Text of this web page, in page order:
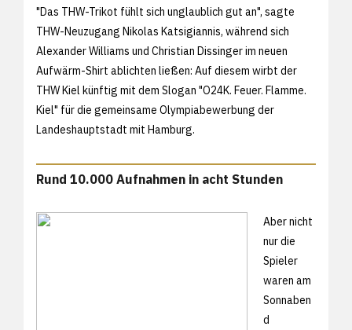
"Das THW-Trikot fühlt sich unglaublich gut an", sagte
THW-Neuzugang Nikolas Katsigiannis, während sich
Alexander Williams und Christian Dissinger im neuen
Aufwärm-Shirt ablichten ließen: Auf diesem wirbt der
THW Kiel künftig mit dem Slogan "O24K. Feuer. Flamme.
Kiel" für die gemeinsame Olympiabewerbung der
Landeshauptstadt mit Hamburg.
Rund 10.000 Aufnahmen in acht Stunden
Aber nicht
nur die
Spieler
waren am
Sonnaben
d